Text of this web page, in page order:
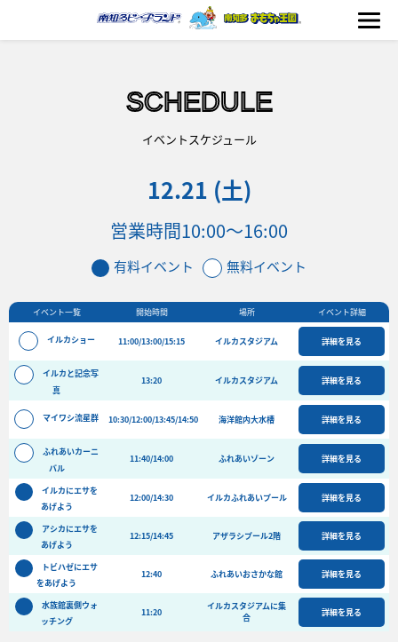
イベント
フード&ショップ
海の生きもの
おもちゃ王国
バーベキュー予約
よくある質問
団体向けプラン情報 ビーチランド支援プログラム
SCHEDULE
イベントスケジュール
12.21 (土)
営業時間10:00～16:00
有料イベント 無料イベント
イベント一覧 開始時間 場所 イベント詳細
イルカショー 11:00/13:00/15:15 イルカスタジアム 詳細を見る
イルカと記念写
真
13:20 イルカスタジアム 詳細を見る
マイワシ流星群 10:30/12:00/13:45/14:50 海洋館内大水槽 詳細を見る
ふれあいカーニ
バル
11:40/14:00 ふれあいゾーン 詳細を見る
イルカにエサを
あげよう
12:00/14:30 イルカふれあいプール 詳細を見る
アシカにエサを
あげよう
12:15/14:45 アザラシプール2階 詳細を見る
トビハゼにエサ
をあげよう
12:40 ふれあいおさかな館 詳細を見る
水族館裏側ウォ
ッチング
11:20
イルカスタジアムに集
合
詳細を見る